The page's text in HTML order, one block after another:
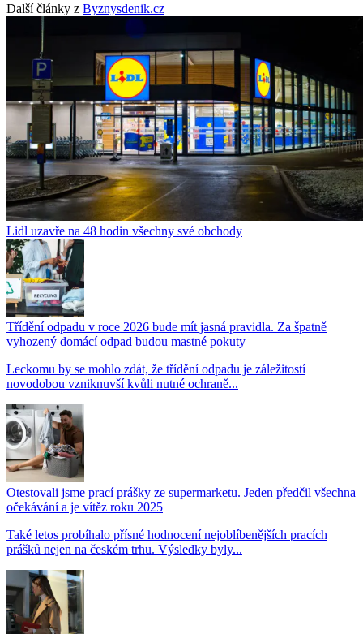
Další články z Byznysdenik.cz
Lidl uzavře na 48 hodin všechny své obchody
Třídění odpadu v roce 2026 bude mít jasná pravidla. Za špatně
vyhozený domácí odpad budou mastné pokuty
Leckomu by se mohlo zdát, že třídění odpadu je záležitostí
novodobou vzniknuvší kvůli nutné ochraně...
Otestovali jsme prací prášky ze supermarketu. Jeden předčil všechna
očekávání a je vítěz roku 2025
Také letos probíhalo přísné hodnocení nejoblíbenějších pracích
prášků nejen na českém trhu. Výsledky byly...